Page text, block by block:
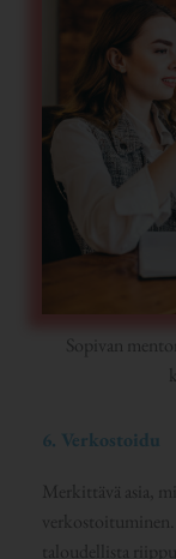
Sopivan
6. Verkostoidu
Merkittävä asia,
taloudellista